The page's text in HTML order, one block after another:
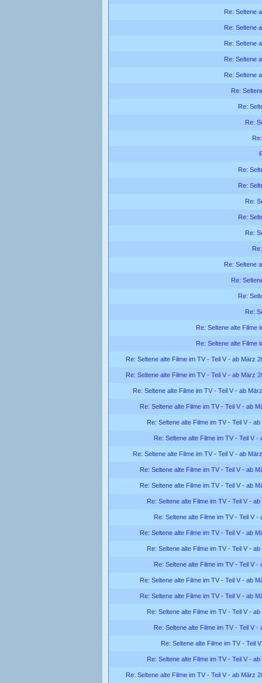
Re: Seltene
Re: Seltene
Re: Seltene
Re: Seltene
Re: Seltene
Re:
Re:
Re:
Re:
Re:
Re:
Re:
Re:
Re: Seltene
Re:
Re:
Re:
Re: Seltene alte Filme
Re: Seltene alte Filme
Re: Seltene alte Filme im TV - Teil V - ab März
Re: Seltene alte Filme im TV - Teil V - ab März
Re: Seltene alte Filme im TV - Teil V - ab
Re: Seltene alte Filme im TV - Teil V - ab
Re: Seltene alte Filme im TV - Teil V -
Re: Seltene alte Filme im TV - Teil V -
Re: Seltene alte Filme im TV - Teil V - ab
Re: Seltene alte Filme im TV - Teil V - ab
Re: Seltene alte Filme im TV - Teil V - ab
Re: Seltene alte Filme im TV - Teil V -
Re: Seltene alte Filme im TV - Teil V -
Re: Seltene alte Filme im TV - Teil V - ab
Re: Seltene alte Filme im TV - Teil V -
Re: Seltene alte Filme im TV - Teil V -
Re: Seltene alte Filme im TV - Teil V - ab
Re: Seltene alte Filme im TV - Teil V - ab
Re: Seltene alte Filme im TV - Teil V -
Re: Seltene alte Filme im TV - Teil V -
Re: Seltene alte Filme im TV - Teil
Re: Seltene alte Filme im TV - Teil V -
Re: Seltene alte Filme im TV - Teil V - ab März